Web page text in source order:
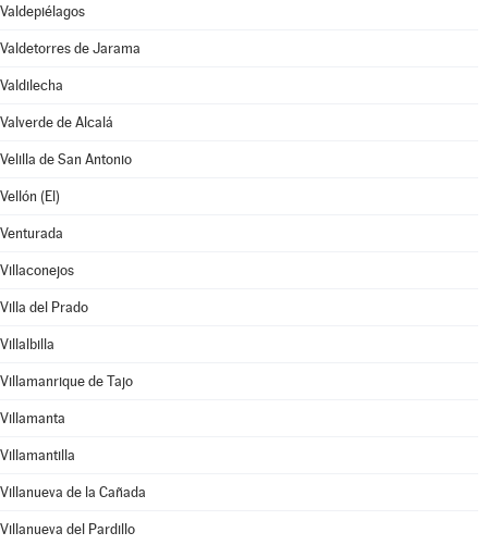
Valdepiélagos
Valdetorres de Jarama
Valdilecha
Valverde de Alcalá
Velilla de San Antonio
Vellón (El)
Venturada
Villaconejos
Villa del Prado
Villalbilla
Villamanrique de Tajo
Villamanta
Villamantilla
Villanueva de la Cañada
Villanueva del Pardillo